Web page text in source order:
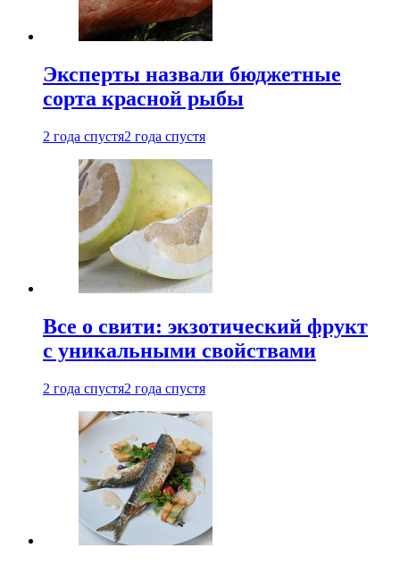
Эксперты назвали бюджетные
сорта красной рыбы
2 года спустя2 года спустя
Все о свити: экзотический фрукт
с уникальными свойствами
2 года спустя2 года спустя